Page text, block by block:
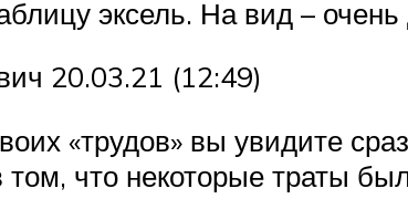
эксель. На вид –
20.03.21 (12:49)
«трудов» вы увидите
том, что некоторые траты